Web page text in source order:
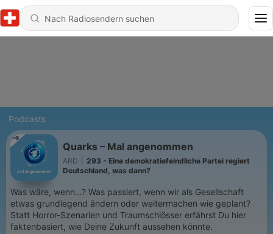
Podcasts
Quarks – Mal angenommen
ARD
293 - Eine demokratiefeindliche Partei regiert
Deutschland, was dann?
Was wäre, wenn…? Was passiert, wenn wir als Gesellschaft
etwas grundlegend ändern oder weitermachen wie geplant?
Statt Horror-Szenarien und Traumschlösser erfährst Du hier
faktenbasiert, wie Deine Zukunft aussehen könnte.